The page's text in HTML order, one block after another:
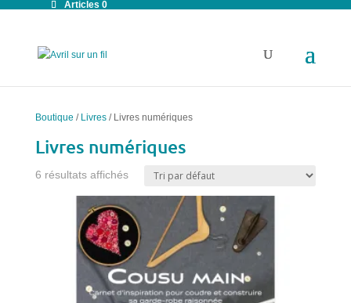
Articles 0
Boutique / Livres/ Livres numériques
Livres numériques
6 résultats affichés